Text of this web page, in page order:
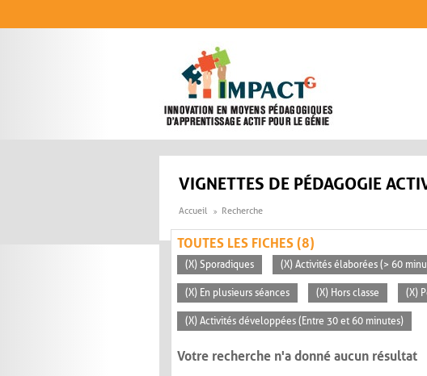
VIGNETTES DE PÉDAGOGIE
Accueil Recherche
TOUTES LES FICHES (8)
(X) Sporadiques (X) Activités élaborées (> 60
(X) En plusieurs séances (X) Hors classe (X)
(X) Activités développées (Entre 30 et 60 minutes)
Votre recherche n'a donné aucun résultat